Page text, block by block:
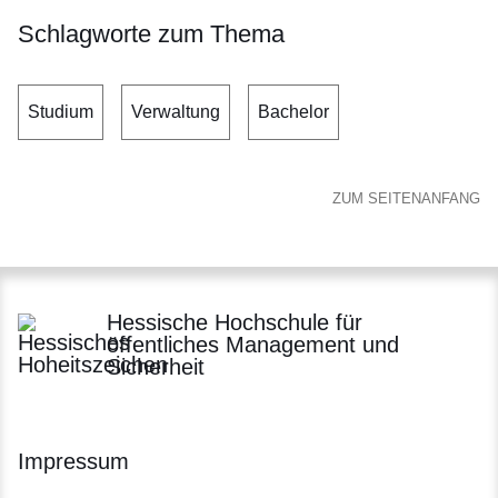
Schlagworte zum Thema
Studium Verwaltung Bachelor
ZUM SEITENANFANG
Hessische Hochschule für
öffentliches Management und
Sicherheit
Impressum